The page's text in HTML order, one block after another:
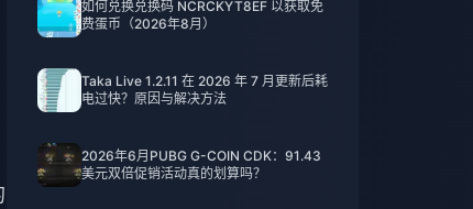
如何兑换兑换码 NCRCKYT8EF 以获取免
费蛋币（2026年8月）
Taka Live 1.2.11 在 2026 年 7 月更新后耗
电过快？原因与解决方法
2026年6月PUBG G-COIN CDK：91.43
美元双倍促销活动真的划算吗？